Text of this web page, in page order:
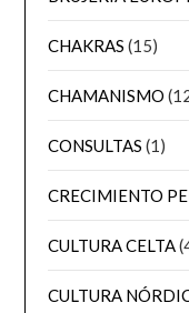
CHAKRAS (15)
CHAMANISMO
CONSULTAS (1)
CRECIMIENTO
CULTURA CELTA
CULTURA